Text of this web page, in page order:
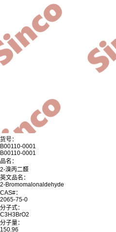
货号：
B00110-0001
B00110-0001
品名：
2-溴丙二醛
英文品名：
2-Bromomalonaldehyde
CAS#：
2065-75-0
分子式：
C3H3BrO2
分子量：
150.96